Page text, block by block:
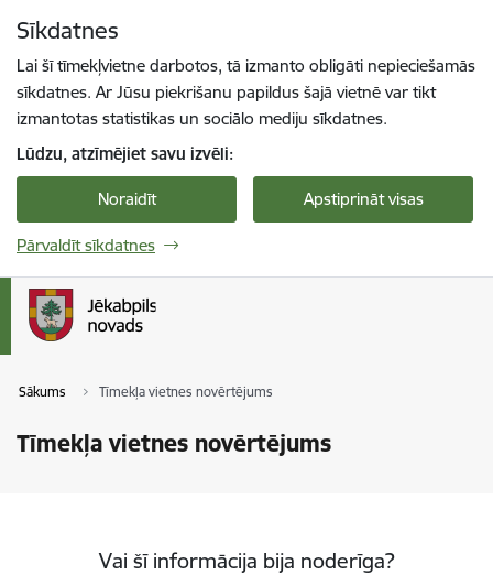
Sīkdatnes
Lai šī tīmekļvietne darbotos, tā izmanto obligāti nepieciešamās
sīkdatnes. Ar Jūsu piekrišanu papildus šajā vietnē var tikt
izmantotas statistikas un sociālo mediju sīkdatnes.
Lūdzu, atzīmējiet savu izvēli:
Noraidīt Apstiprināt visas
Pārvaldīt sīkdatnes
Sākums Tīmekļa vietnes novērtējums
Tīmekļa vietnes novērtējums
Vai šī informācija bija noderīga?